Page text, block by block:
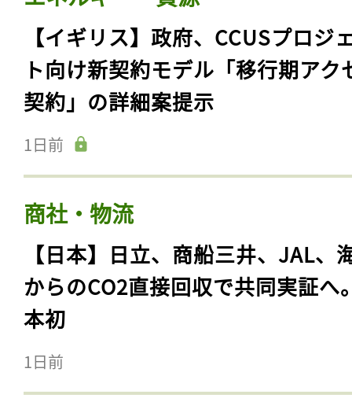
【イギリス】政府、CCUSプロジ
ト向け新契約モデル「移行期アク
契約」の詳細案提示
1日前
商社・物流
【日本】日立、商船三井、JAL、
からのCO2直接回収で共同実証へ
本初
1日前